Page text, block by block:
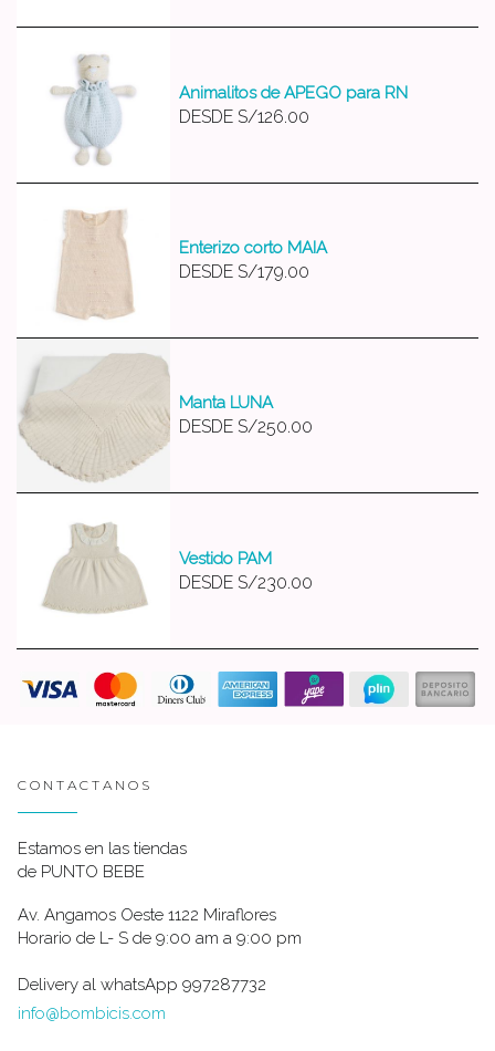
Animalitos de APEGO para RN
DESDE S/126.00
Enterizo corto MAIA
DESDE S/179.00
Manta LUNA
DESDE S/250.00
Vestido PAM
DESDE S/230.00
CONTACTANOS
Estamos en las tiendas
de PUNTO BEBE
Av. Angamos Oeste 1122 Miraflores
Horario de L- S de 9:00 am a 9:00 pm
Delivery al whatsApp 997287732
info@bombicis.com